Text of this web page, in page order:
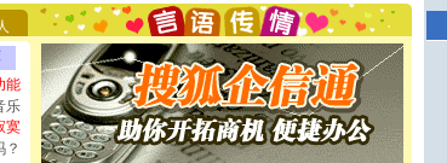
能
乐
寞
？
[圣诞节]不只这样的日子才会想起你,而是这样的日子才
能正大光明地骚扰你,告诉你,圣诞要快乐!新年要快乐!天
天都要快乐噢!
[圣诞节]奉上一颗祝福的心,在这个特别的日子里,愿幸福,
如意,快乐,鲜花,一切美好的祝愿与你同在.圣诞快乐!
[元旦]看到你我会触电；看不到你我要充电；没有你我会
断电。爱你是我职业，想你是我事业，抱你是我特长，吻
你是我专业！水晶之恋祝你新年快乐